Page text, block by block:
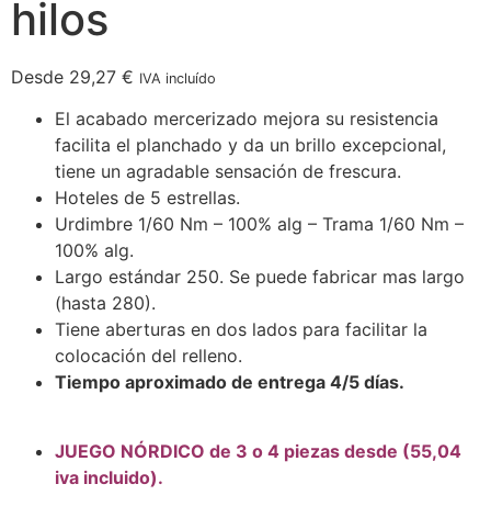
hilos
Desde 29,27 € IVA incluído
El acabado mercerizado mejora su resistencia
facilita el planchado y da un brillo excepcional,
tiene un agradable sensación de frescura.
Hoteles de 5 estrellas.
Urdimbre 1/60 Nm – 100% alg – Trama 1/60 Nm –
100% alg.
Largo estándar 250. Se puede fabricar mas largo
(hasta 280).
Tiene aberturas en dos lados para facilitar la
colocación del relleno.
Tiempo aproximado de entrega 4/5 días.
JUEGO NÓRDICO de 3 o 4 piezas desde (55,04
iva incluido).